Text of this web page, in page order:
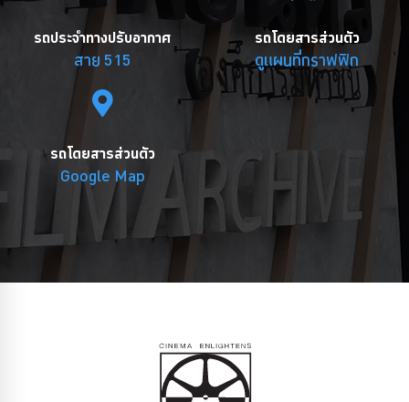
รถประจำทางปรับอากาศ
สาย 515
รถโดยสารส่วนตัว
ดูแผนที่กราฟฟิก
รถโดยสารส่วนตัว
Google Map